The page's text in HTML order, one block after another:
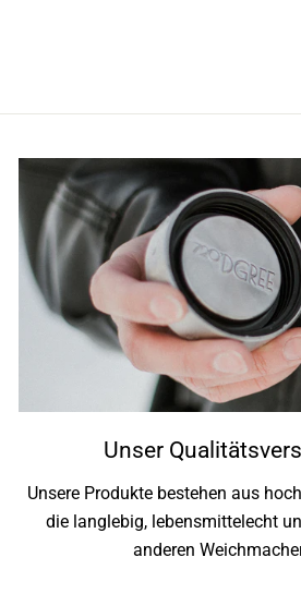
Unser
Unsere Produkte bestehen aus
die langlebig, lebensmittelecht
anderen